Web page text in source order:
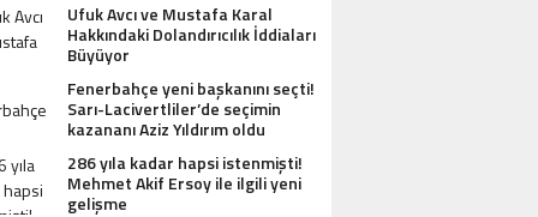
Ufuk Avcı ve Mustafa Karal
Hakkındaki Dolandırıcılık İddiaları
Büyüyor
Fenerbahçe yeni başkanını seçti!
Sarı-Lacivertliler’de seçimin
kazananı Aziz Yıldırım oldu
286 yıla kadar hapsi istenmişti!
Mehmet Akif Ersoy ile ilgili yeni
gelişme